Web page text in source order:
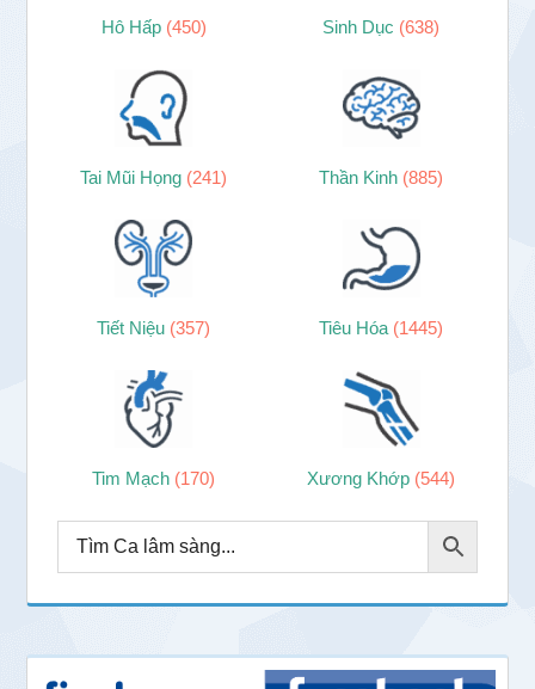
Hô Hấp (450) Sinh Dục (638)
Tai Mũi Họng (241) Thần Kinh (885)
Tiết Niệu (357) Tiêu Hóa (1445)
Tim Mạch (170) Xương Khớp (544)